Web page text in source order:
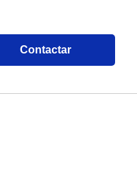
Contactar